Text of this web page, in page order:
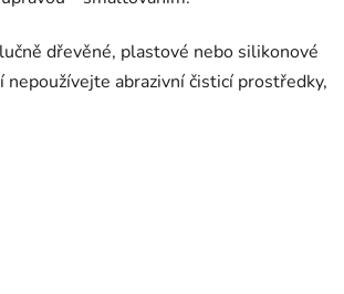
dřevěné, plastové nebo silikonové
abrazivní čisticí prostředky,